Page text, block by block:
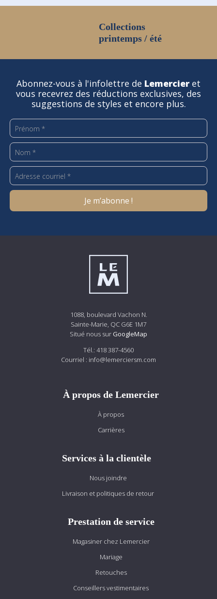
Collections
printemps / été
Abonnez-vous à l'infolettre de Lemercier et
vous recevrez des réductions exclusives, des
suggestions de styles et encore plus.
1088, boulevard Vachon N.
Sainte-Marie, QC G6E 1M7
Situé nous sur GoogleMap
Tél.: 418 387-4560
Courriel : info@lemerciersm.com
À propos de Lemercier
À propos
Carrières
Services à la clientèle
Nous joindre
Livraison et politiques de retour
Prestation de service
Magasiner chez Lemercier
Mariage
Retouches
Conseillers vestimentaires